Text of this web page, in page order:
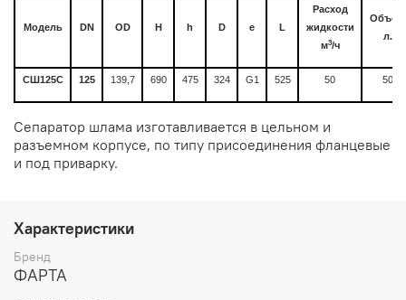
Модель DN OD H h D e L
Расход
жидкости
м3/ч
Объем,
л.
СШ125С 125 139,7 690 475 324 G1 525 50 50
Сепаратор шлама изготавливается в цельном и
разъемном корпусе, по типу присоединения фланцевые
и под приварку.
Характеристики
Бренд
ФАРТА